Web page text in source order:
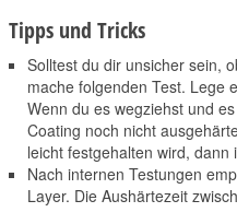
Tipps und Tricks
Solltest du dir unsicher sein,
mache folgenden Test. Lege
Wenn du es wegziehst und
Coating noch nicht
leicht festgehalten wird,
Nach internen Testungen
Layer. Die Aushärtezeit